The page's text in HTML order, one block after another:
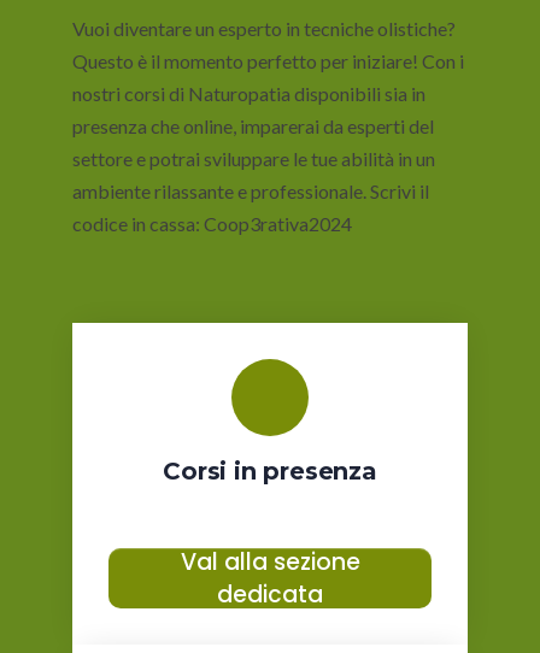
Vuoi diventare un esperto in tecniche olistiche?
Questo è il momento perfetto per iniziare! Con i
nostri corsi di Naturopatia disponibili sia in
presenza che online, imparerai da esperti del
settore e potrai sviluppare le tue abilità in un
ambiente rilassante e professionale. Scrivi il
codice in cassa: Coop3rativa2024
Corsi in presenza
Val alla sezione
dedicata